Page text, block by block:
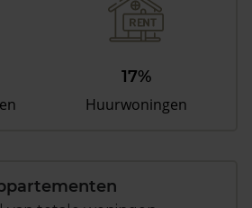
17%
Huurwoningen